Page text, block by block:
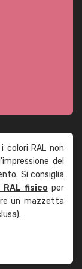
colori RAL non
del
Si consiglia
fisicoper
un mazzetta